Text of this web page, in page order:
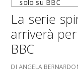
La serie
arriverà
BBC
DI ANGELA